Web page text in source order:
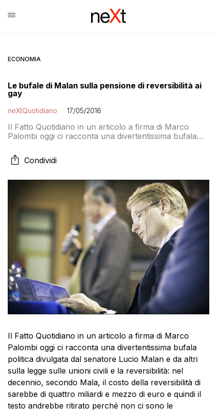
ECONOMIA
Le bufale di Malan sulla pensione di reversibilità ai
gay
neXtQuotidiano 17/05/2016
Il Fatto Quotidiano in un articolo a firma di Marco
Palombi oggi ci racconta una divertentissima bufala
sulla legge sulle unioni civili e la reversibilità
Condividi
Il Fatto Quotidiano in un articolo a firma di Marco
Palombi oggi ci racconta una divertentissima bufala
politica divulgata dal senatore Lucio Malan e da altri
sulla legge sulle unioni civili e la reversibilità: nel
decennio, secondo Mala, il costo della reversibilità di
sarebbe di quattro miliardi e mezzo di euro e quindi il
testo andrebbe ritirato perché non ci sono le